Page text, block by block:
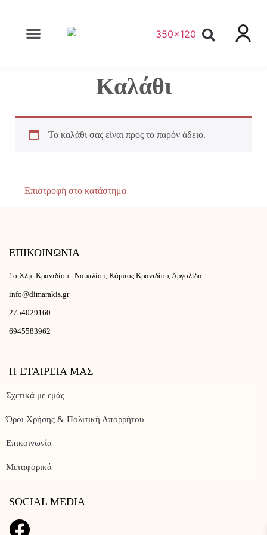
Καλάθι
Το καλάθι σας είναι προς το παρόν άδειο.
Επιστροφή στο κατάστημα
ΕΠΙΚΟΙΝΩΝΙΑ
1ο Χλμ. Κρανιδίου - Ναυπλίου, Κάμπος Κρανιδίου, Αργολίδα
info@dimarakis.gr
2754029160
6945583962
Η ΕΤΑΙΡΕΙΑ ΜΑΣ
Σχετικά με εμάς
Όροι Χρήσης & Πολιτική Απορρήτου
Επικοινωνία
Μεταφορικά
SOCIAL MEDIA